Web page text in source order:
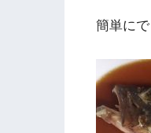
簡単に